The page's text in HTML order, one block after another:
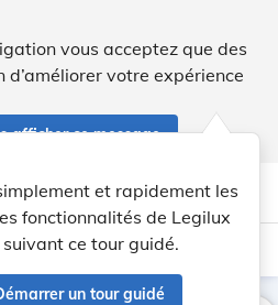
vous acceptez que des
votre expérience
afficher ce message
account_circle help Aide
et rapidement les
fonctionnalités de Legilux
suivant ce tour guidé.
un tour guidé
light_mode dark_mode